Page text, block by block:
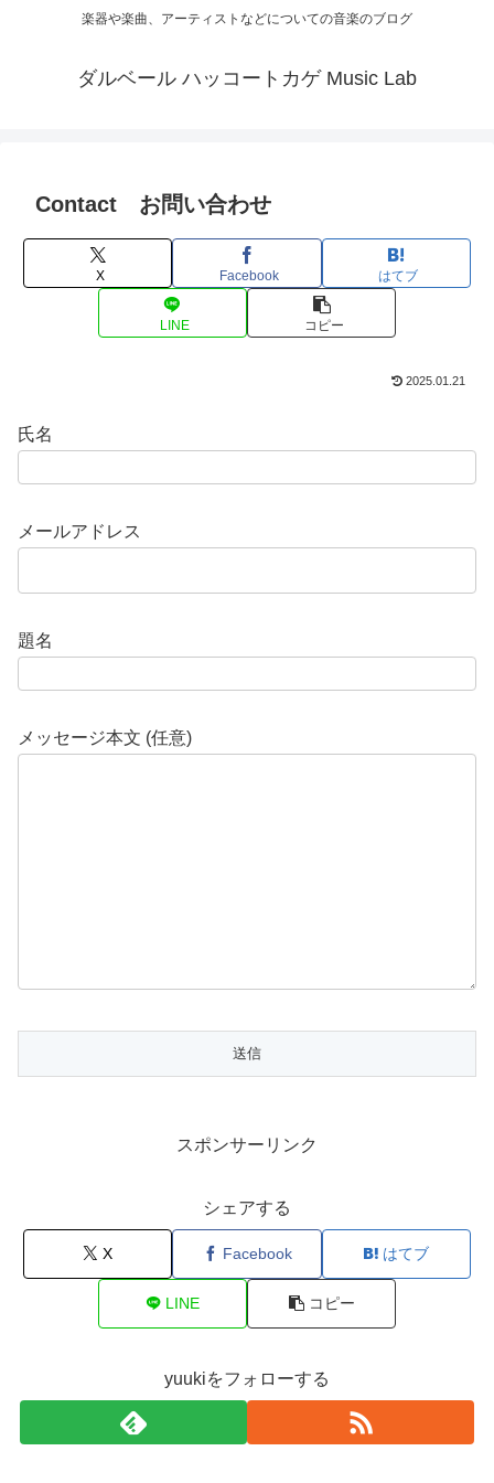
楽器や楽曲、アーティストなどについての音楽のブログ
ダルベール ハッコートカゲ Music Lab
Contact お問い合わせ
X Facebook はてブ
LINE コピー
2025.01.21
氏名
メールアドレス
題名
メッセージ本文 (任意)
スポンサーリンク
シェアする
X Facebook はてブ
LINE コピー
yuukiをフォローする